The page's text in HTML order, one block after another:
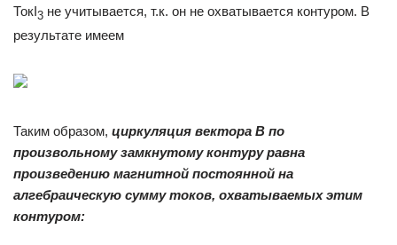
ТокI3 не учитывается, т.к. он не охватывается контуром. В
результате имеем
Таким образом, циркуляция вектора В по
произвольному замкнутому контуру равна
произведению магнитной постоянной на
алгебраическую сумму токов, охватываемых этим
контуром: